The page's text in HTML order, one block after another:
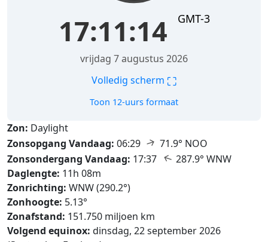
17:11:15 GMT-3
vrijdag 7 augustus 2026
Volledig scherm ⛶
Toon 12-uurs formaat
Zon: Daylight
Zonsopgang Vandaag: 06:29 ↑ 71.9° NOO
Zonsondergang Vandaag: 17:37 ↑ 287.9° WNW
Daglengte: 11h 08m
Zonrichting: WNW (290.2°)
Zonhoogte: 5.13°
Zonafstand: 151.750 miljoen km
Volgend equinox: dinsdag, 22 september 2026